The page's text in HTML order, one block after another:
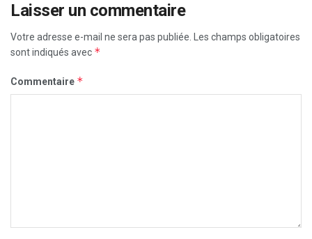
Laisser un commentaire
Votre adresse e-mail ne sera pas publiée. Les champs obligatoires
sont indiqués avec *
Commentaire *